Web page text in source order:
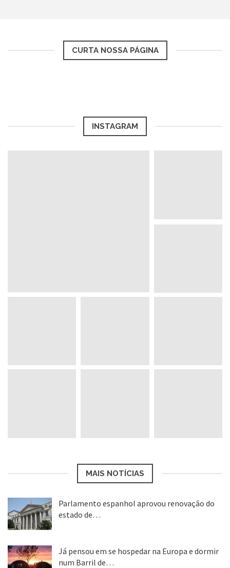
CURTA NOSSA PÁGINA
INSTAGRAM
MAIS NOTÍCIAS
Parlamento espanhol aprovou renovação do
estado de…
Já pensou em se hospedar na Europa e dormir
num Barril de…